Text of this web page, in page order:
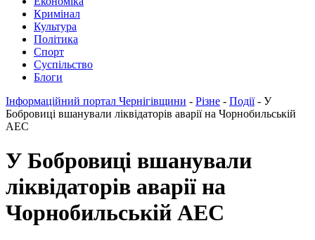
Кримінал
Культура
Політика
Спорт
Суспільство
Блоги
Інформаційний портал Чернігівщини - Різне - Події- У
Бобровиці вшанували ліквідаторів аварії на Чорнобильській
АЕС
У Бобровиці вшанували
ліквідаторів аварії на
Чорнобильській АЕС